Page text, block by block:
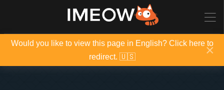
Would you like to view this page in English? Click here to
redirect. 🇺🇸
×